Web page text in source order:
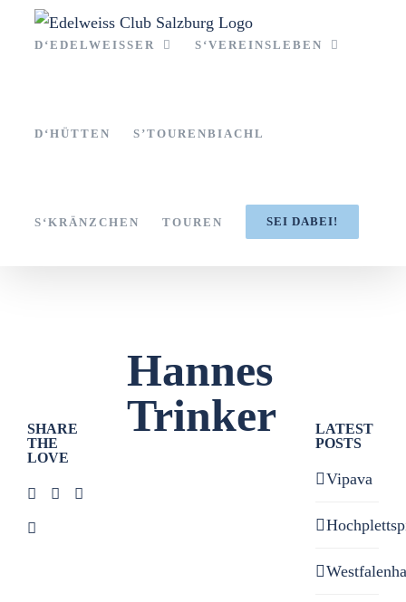
InhaltD‘EDELWEISSER S‘VEREINSLEBEN
D‘HÜTTEN S’TOURENBIACHL
S‘KRÄNZCHEN TOUREN SEI DABEI!
Hannes
Trinker
SHARE
THE
LOVE
LATEST
POSTS
Vipava